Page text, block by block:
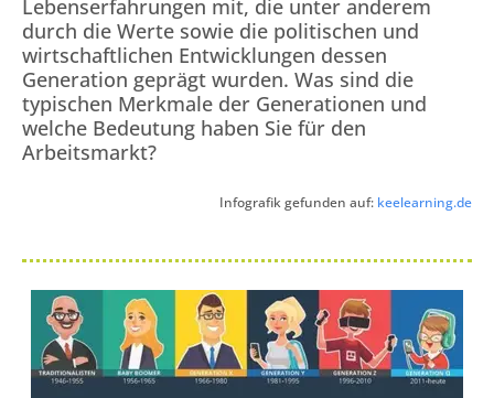
Lebenserfahrungen mit, die unter anderem
durch die Werte sowie die politischen und
wirtschaftlichen Entwicklungen dessen
Generation geprägt wurden. Was sind die
typischen Merkmale der Generationen und
welche Bedeutung haben Sie für den
Arbeitsmarkt?
Infografik gefunden auf: keelearning.de